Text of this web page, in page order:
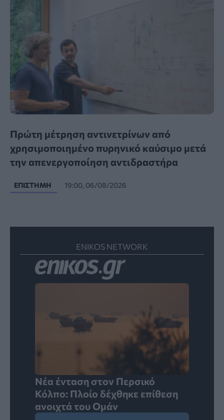
Πρώτη μέτρηση αντινετρίνων από
χρησιμοποιημένο πυρηνικό καύσιμο μετά
την απενεργοποίηση αντιδραστήρα
ΕΠΙΣΤΉΜΗ 19:00, 06/08/2026
ENIKOS NETWORK
Νέα ένταση στον Περσικό
Κόλπο: Πλοίο δέχθηκε επίθεση
ανοιχτά του Ομάν